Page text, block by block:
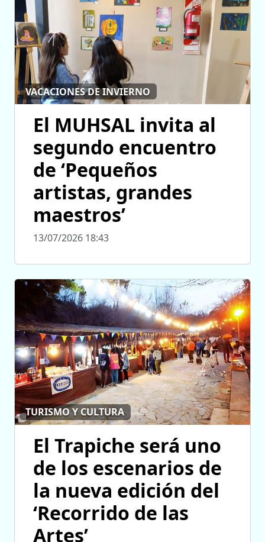
VACACIONES DE INVIERNO
El MUHSAL invita al
segundo encuentro
de ‘Pequeños
artistas, grandes
maestros’
13/07/2026 18:43
TURISMO Y CULTURA
El Trapiche será uno
de los escenarios de
la nueva edición del
‘Recorrido de las
Artes’